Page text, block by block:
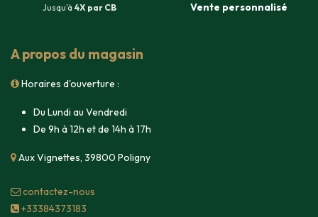
Jusqu'à 4X par CB
Vente personnalisé
A propos du magasin
Horaires d'ouverture :
Du Lundi au Vendredi
De 9h à 12h et de 14h à 17h
Aux Vignettes, 39800 Poligny
contacte​z-nous
+33384373183